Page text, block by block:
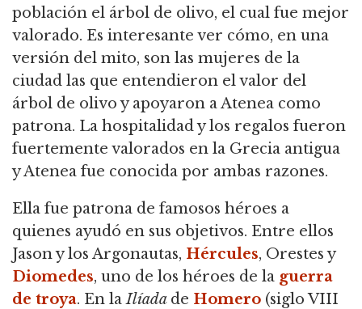
población el árbol de olivo, el cual fue mejor
valorado. Es interesante ver cómo, en una
versión del mito, son las mujeres de la
ciudad las que entendieron el valor del
árbol de olivo y apoyaron a Atenea como
patrona. La hospitalidad y los regalos fueron
fuertemente valorados en la Grecia antigua
y Atenea fue conocida por ambas razones.
Ella fue patrona de famosos héroes a
quienes ayudó en sus objetivos. Entre ellos
Jason y los Argonautas, Hércules, Orestes y
Diomedes, uno de los héroes de la guerra
de troya. En laIlíada de Homero (siglo VIII